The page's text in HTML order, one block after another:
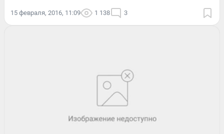
15 февраля, 2016, 11:09 1 138 3